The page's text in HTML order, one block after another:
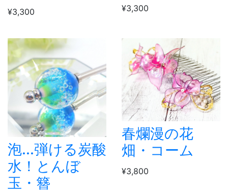
¥3,300 ¥3,300
泡...弾ける炭酸
水！とんぼ
玉・簪
春爛漫の花
畑・コーム
¥3,800